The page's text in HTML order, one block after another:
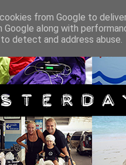
from Google to
Google along with
detect and address abuse.